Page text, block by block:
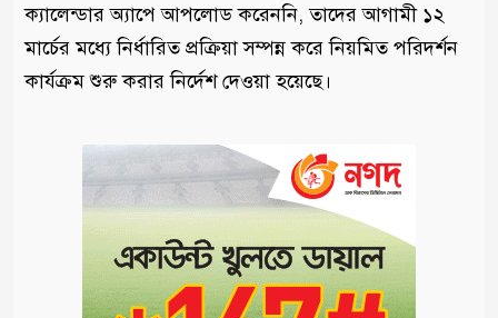
ক্যালেন্ডার অ্যাপে আপলোড করেননি, তাদের আগামী ১২
মার্চের মধ্যে নির্ধারিত প্রক্রিয়া সম্পন্ন করে নিয়মিত পরিদর্শন
কার্যক্রম শুরু করার নির্দেশ দেওয়া হয়েছে।